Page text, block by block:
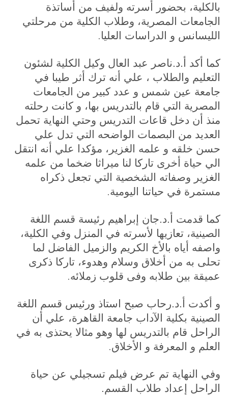
بالكلية، بحضور أسرته ولفيف من أساتذة
الجامعات المصرية، وطلاب الكلية من مرحلتي
الليسانس و الدراسات العليا.
كما أكد أ.د.ناصر عبد العال وكيل الكلية لشئون
التعليم والطلاب ، علي أنه ترك أثر طيبا في
جامعة عين شمس و عدد كبير من الجامعات
المصرية التي قام بالتدريس بها، و كانت رحلته
منذ أن دخل قاعات التدريس وحتي النهاية تحمل
العديد من البصمات الواضحه التي تدل علي
حسن خلقه و علمه الغزير، مؤكدا علي أنه انتقل
الي حياة أخرى تاركا لنا ميراثا ضخما من علمه
الغزير وصفاته الشخصية التي تجعل ذكراه
مستمرة في حياتنا اليومية.
كما قدمت أ.د.جان إبراهيم رئيسة قسم اللغة
الصينية، تعازيها لأسرته في المنزل وفي الكلية،
واصفه أياه بالأخ الكريم والزميل الفاضل لما
تحلى به من أخلاق وسلام وهدوء، تاركا ذكرى
عميقة بين طلابه وفى قلوب زملائه.
و أكدت أ.د.رحاب صبح استاذ ورئيس قسم اللغة
الصينية بكلية الآداب جامعة القاهرة، علي أن
الراحل قام بالتدريس لها وهو مثالا يحتذى به في
العلم و المعرفة و الأخلاق.
وفي النهاية تم عرض فيلم تسجيلي عن حياة
الراحل إعداد طلاب القسم.